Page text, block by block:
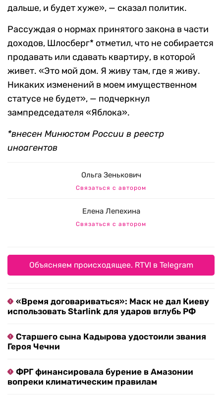
дальше, и будет хуже», — сказал политик.
Рассуждая о нормах принятого закона в части
доходов, Шлосберг* отметил, что не собирается
продавать или сдавать квартиру, в которой
живет. «Это мой дом. Я живу там, где я живу.
Никаких изменений в моем имущественном
статусе не будет», — подчеркнул
зампредседателя «Яблока».
*внесен Минюстом России в реестр
иноагентов
Ольга Зенькович
Связаться с автором
Елена Лепехина
Связаться с автором
Объясняем происходящее. RTVI в Telegram
«Время договариваться»: Маск не дал Киеву
использовать Starlink для ударов вглубь РФ
Старшего сына Кадырова удостоили звания
Героя Чечни
ФРГ финансировала бурение в Амазонии
вопреки климатическим правилам